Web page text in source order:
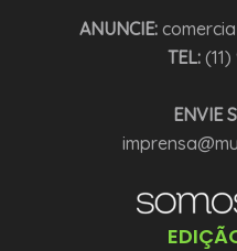
ANUNCIE:
TEL:(11)
ENVIE